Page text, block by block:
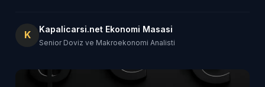
K Kapalicarsi.net Ekonomi Masasi
Senior Doviz ve Makroekonomi Analisti